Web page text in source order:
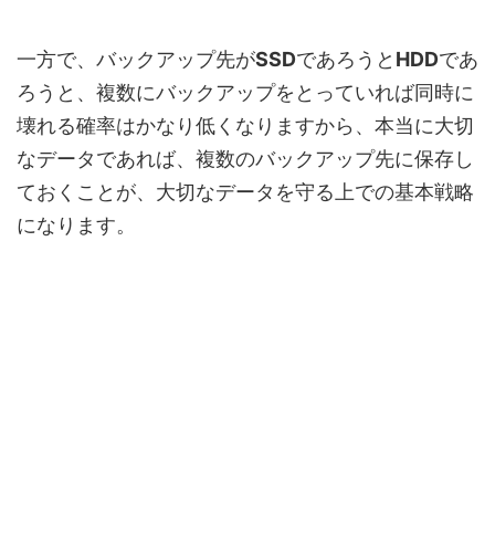
一方で、バックアップ先がSSDであろうと HDDであ
ろうと、複数にバックアップをとっていれば同時に
壊れる確率はかなり低くなりますから、本当に大切
なデータであれば、複数のバックアップ先に保存し
ておくことが、大切なデータを守る上での基本戦略
になります。